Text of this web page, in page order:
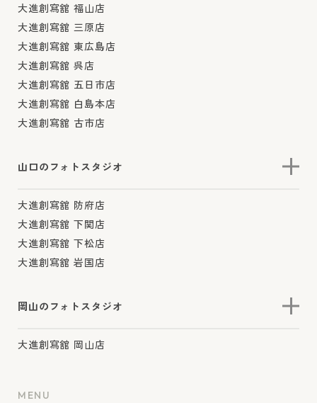
大進創寫舘 福山店
大進創寫舘 三原店
大進創寫舘 東広島店
大進創寫舘 呉店
大進創寫舘 五日市店
大進創寫舘 白島本店
大進創寫舘 古市店
山口のフォトスタジオ
大進創寫舘 防府店
大進創寫舘 下関店
大進創寫舘 下松店
大進創寫舘 岩国店
岡山のフォトスタジオ
大進創寫舘 岡山店
MENU